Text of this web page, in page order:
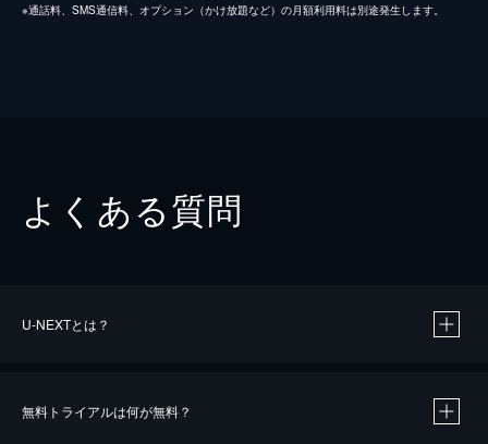
※通話料、SMS通信料、オプション（かけ放題など）の月額利用料は別途発生します。
よくある質問
U-NEXTとは？
無料トライアルは何が無料？